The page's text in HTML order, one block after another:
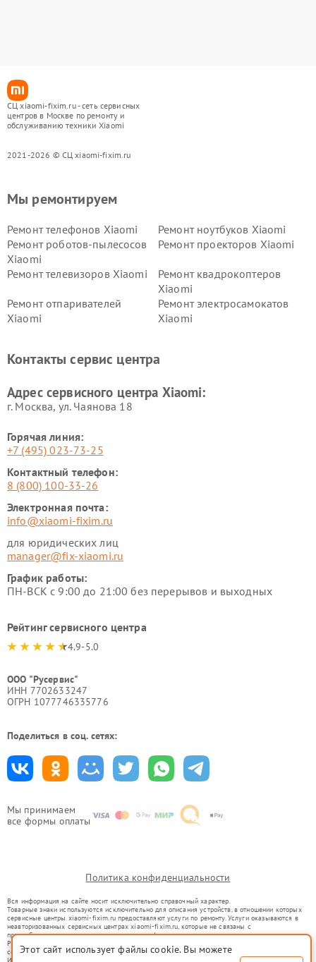
СЦ xiaomi-fixim.ru - сеть сервисных
центров в Москве по ремонту и
обслуживанию техники Xiaomi
2021-2026 © СЦ xiaomi-fixim.ru
Мы принимаем
все формы оплаты
Мы ремонтируем
Ремонт телефонов Xiaomi
Ремонт ноутбуков Xiaomi
Ремонт роботов-пылесосов
Xiaomi
Ремонт проекторов Xiaomi
Ремонт телевизоров Xiaomi
Ремонт квадрокоптеров
Xiaomi
Ремонт отпаривателей
Xiaomi
Ремонт электросамокатов
Xiaomi
Ремонт стиральных машин
Ремонт смарт-часов Xiaomi
Контакты сервис центра
Адрес сервисного центра Xiaomi:
г. Москва, ул. Чаянова 18
Горячая линия:
+7 (495) 023-73-25
Контактный телефон:
8 (800) 100-33-26
Электронная почта:
info@xiaomi-fixim.ru
для юридических лиц
manager@fix-xiaomi.ru
График работы:
ПН-ВСК с 9:00 до 21:00 без перерывов и выходных
Рейтинг сервисного центра
4.9-5.0
ООО "Русервис"
ИНН 7702633247
ОГРН 1077746335776
Поделиться в соц. сетях:
Политика конфиденциальности
Вся информация на сайте носит исключительно справочный характер.
Товарные знаки используются исключительно для описания устройств, в отношении которых
сервисные центры xiaomi-fixim.ru предоставляют услуги по ремонту. Услуги оказываются в
неавторизованных сервисных центрах xiaomi-fixim.ru, которые не связаны с
правообладателями товарных знаков или их официальными представителями.
Ремонт осуществляется для устройств, уже введенных в гражданский оборот в соответствии
со статьей 1487 ГК РФ.
Этот сайт использует файлы cookie. Вы можете